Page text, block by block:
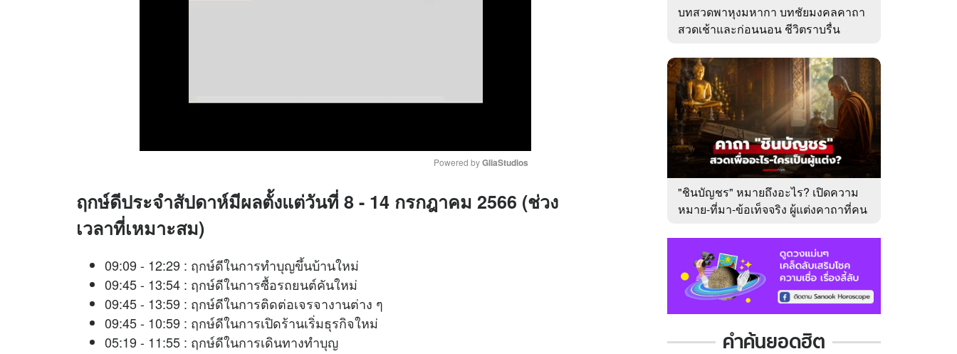
M
Powered by GliaStudios
ฤกษ์ดีประจำสัปดาห์มีผลตั้งแต่วันที่ 8 - 14 กรกฎาคม 2566 (ช่วง
เวลาที่เหมาะสม)
09:09 - 12:29 : ฤกษ์ดีในการทำบุญขึ้นบ้านใหม่
09:45 - 13:54 : ฤกษ์ดีในการซื้อรถยนต์คันใหม่
09:45 - 13:59 : ฤกษ์ดีในการติดต่อเจรจางานต่าง ๆ
09:45 - 10:59 : ฤกษ์ดีในการเปิดร้านเริ่มธุรกิจใหม่
05:19 - 11:55 : ฤกษ์ดีในการเดินทางทำบุญ
บทสวดพาหุงมหากา บทชัยมงคลคาถา
สวดเช้าและก่อนนอน ชีวิตราบรื่น
"ชินบัญชร" หมายถึงอะไร? เปิดความ
หมาย-ที่มา-ข้อเท็จจริง ผู้แต่งคาถาที่คน
คำค้นยอดฮิต